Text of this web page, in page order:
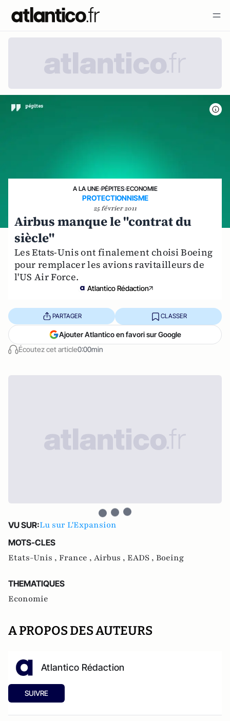
A LA UNE›PÉPITES›ECONOMIE
PROTECTIONNISME
25 février 2011
Airbus manque le "contrat du
siècle"
Les Etats-Unis ont finalement choisi Boeing
pour remplacer les avions ravitailleurs de
l'US Air Force.
Atlantico Rédaction
Écoutez cet article0:00min
PARTAGER CLASSER
Ajouter Atlantico en favori sur Google
VU SUR:Lu sur L'Expansion
MOTS-CLES
Etats-Unis , France , Airbus , EADS , Boeing
THEMATIQUES
Economie
A PROPOS DES AUTEURS
Atlantico Rédaction
SUIVRE